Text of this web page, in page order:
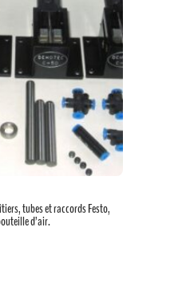
tubes et raccords Festo,
d’air.